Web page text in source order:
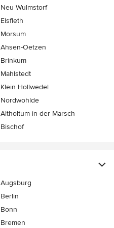
Neu Wulmstorf
Elsfleth
Morsum
Ahsen-Oetzen
Brinkum
Mahlstedt
Klein Hollwedel
Nordwohlde
Altholtum in der Marsch
Bischof
Augsburg
Berlin
Bonn
Bremen